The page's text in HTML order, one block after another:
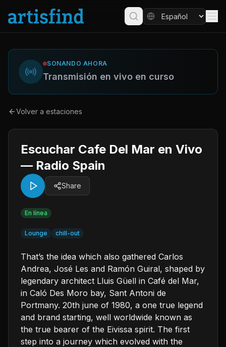
SONANDO AHORA
Transmisión en vivo en curso
Volver a estaciones
Escuchar Cafe Del Mar en Vivo
— Radio Spain
Share
En línea
Lounge chill-out
That’s the idea which also gathered Carlos
Andrea, José Les and Ramón Guiral, shaped by
legendary architect Lluis Güell in Café del Mar,
in Caló Des Moro bay, Sant Antoni de
Portmany. 20th june of 1980, a one true legend
and brand starting, well worldwide known as
the true bearer of the Eivissa spirit. The first
step into a journey which evolved with the